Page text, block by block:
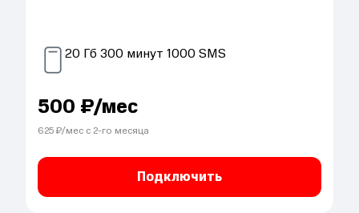
20 Гб 300 минут 1000SMS
500 ₽/мес
625₽/мес с 2-го месяца
Подключить